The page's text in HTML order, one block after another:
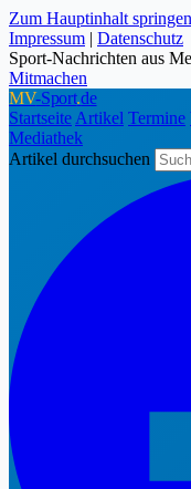
Zum Hauptinhalt springen
Impressum | Datenschutz
Sport-Nachrichten aus
Mitmachen
MV-Sport.de
Startseite Artikel Termine
Mediathek
Artikel durchsuchen